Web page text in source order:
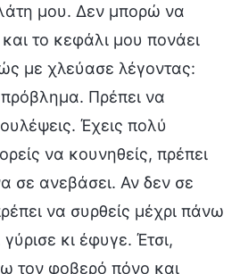
μου. Δεν μπορώ να
το κεφάλι μου πονάει
με χλεύασε λέγοντας:
Πρέπει να
Έχεις πολύ
να κουνηθείς, πρέπει
σε ανεβάσει. Αν δεν σε
να συρθείς μέχρι πάνω
κι έφυγε. Έτσι,
τον φοβερό πόνο και